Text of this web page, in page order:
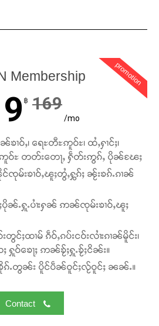
promotion
Membership
฿ 169
/mo
ၢဝ်ႇ၊ ရေႊတီႊဢူဝ်ႊ၊ ထႆႇႁၢင်ႈ၊
ႊဢူဝ်ႊ တတ်းတေႃႇ ႁဵတ်းဢွၵ်ႇ ပိုၼ်ၽႄႈ
ၸုမ်းၶၢဝ်ႇၽူႈတွႆႇႁွၵ်ႈ ၼႂ်းၶၵ်ႉၵၢၼ်
ပိုၼ်ႉႁူႉပၢႆးႁၼ် ဢၼ်ၸုမ်းၶၢဝ်ႇၽူႈ
တွင်ႈထၢမ် ၵဵဝ်ႇၵပ်းငဝ်းလၢႆးၵၢၼ်မိူင်း၊
ႈ ႁူဝ်ၶေႃႈ ဢၼ်ၶႂ်ႈႁူႉၶႂ်ႈငိၼ်း။
ၶိုၵ်ႉတွၼ်း ပိူင်ပဵၼ်ဝူင်ႈလႂ်ဝူင်ႈ ၼၼ်ႉ။
Contact